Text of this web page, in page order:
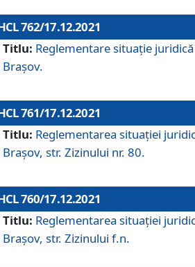
762/17.12.2021
Titlu: Reglementare situație
Brașov.
761/17.12.2021
Titlu: Reglementarea situației
Brașov, str. Zizinului nr. 80.
760/17.12.2021
Titlu: Reglementarea situației
Brașov, str. Zizinului f.n.